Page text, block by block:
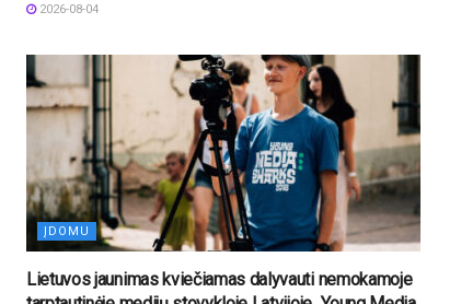
2026-08-04
ĮDOMU
Lietuvos jaunimas kviečiamas dalyvauti nemokamoje